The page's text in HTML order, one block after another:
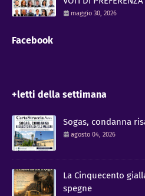
maggio 30, 2026
Facebook
+letti della settimana
Sogas, condanna
agosto 04, 2026
La Cinquecento
spegne